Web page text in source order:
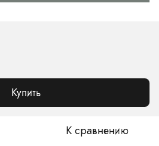
Купить
К сравнению